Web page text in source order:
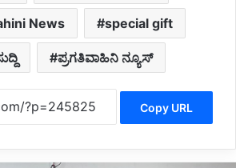
News special gift
ಪ್ರಗತಿವಾಹಿನಿ ನ್ಯೂಸ್
Copy URL